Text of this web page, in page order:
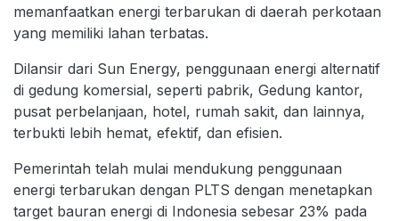
memanfaatkan energi terbarukan di daerah perkotaan
yang memiliki lahan terbatas.
Dilansir dari Sun Energy, penggunaan energi alternatif
di gedung komersial, seperti pabrik, Gedung kantor,
pusat perbelanjaan, hotel, rumah sakit, dan lainnya,
terbukti lebih hemat, efektif, dan efisien.
Pemerintah telah mulai mendukung penggunaan
energi terbarukan dengan PLTS dengan menetapkan
target bauran energi di Indonesia sebesar 23% pada